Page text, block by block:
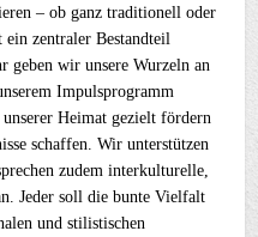
– ob ganz traditionell oder
zentraler Bestandteil
geben wir unsere Wurzeln an
Impulsprogramm
Heimat gezielt fördern
schaffen. Wir unterstützen
zudem interkulturelle,
Jeder soll die bunte Vielfalt
und stilistischen